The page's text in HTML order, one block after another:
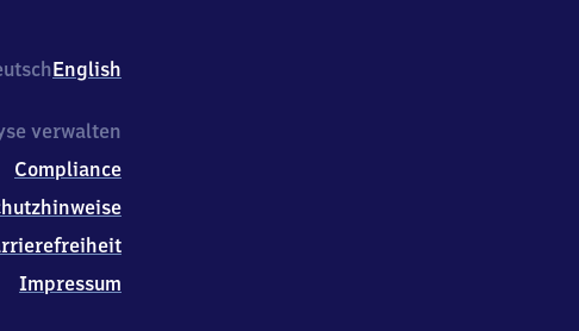
English
verwalten
Compliance
Impressum